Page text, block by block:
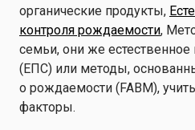
органические продукты,
контроля рождаемости,
семьи, они же
(ЕПС) или методы,
о рождаемости (FABM),
факторы.